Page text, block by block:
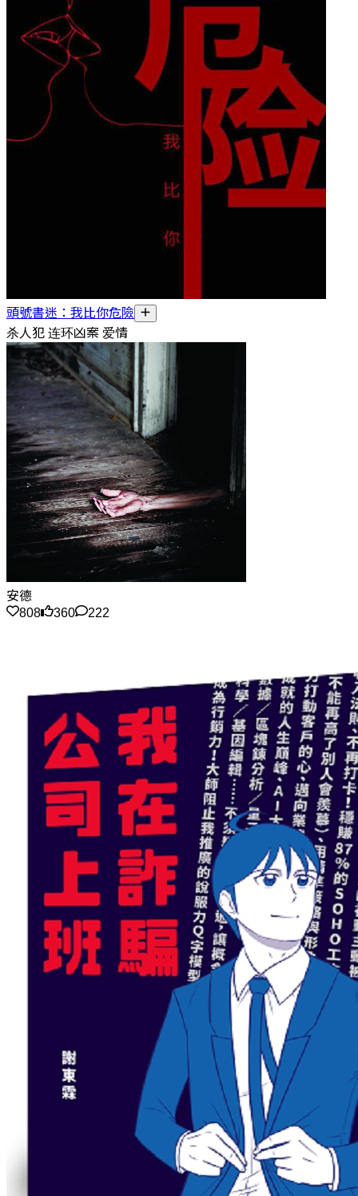
頭號書迷：我比你危險
杀人犯 连环凶案 爱情
安德
808
360 222